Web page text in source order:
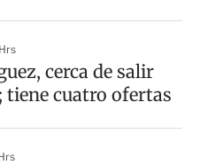
cerca de salir
tiene cuatro ofertas